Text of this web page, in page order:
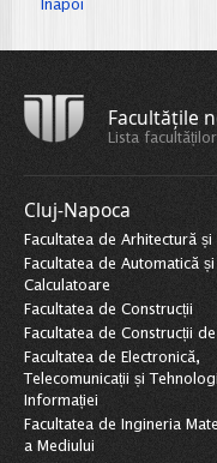
Înapoi
Facultățile
Lista
Cluj-Napoca
Facultatea de Arhitectură și
Facultatea de Automatică și
Calculatoare
Facultatea de Construcții
Facultatea de Construcții
Facultatea de Electronică,
Telecomunicații și
Informației
Facultatea de Ingineria
a Mediului